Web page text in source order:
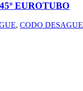
EUROTUBO
, CODO DESAGUE